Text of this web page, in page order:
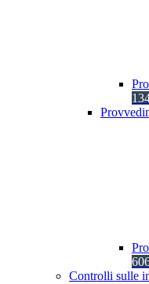
Controlli sulle